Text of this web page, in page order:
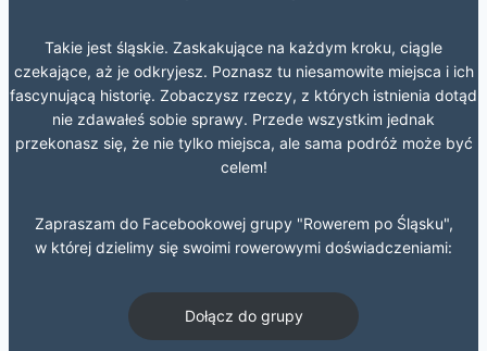
Takie jest śląskie. Zaskakujące na każdym kroku, ciągle
czekające, aż je odkryjesz. Poznasz tu niesamowite miejsca i ich
fascynującą historię. Zobaczysz rzeczy, z których istnienia dotąd
nie zdawałeś sobie sprawy. Przede wszystkim jednak
przekonasz się, że nie tylko miejsca, ale sama podróż może być
celem!
Zapraszam do Facebookowej grupy "Rowerem po Śląsku",
w której dzielimy się swoimi rowerowymi doświadczeniami:
Dołącz do grupy